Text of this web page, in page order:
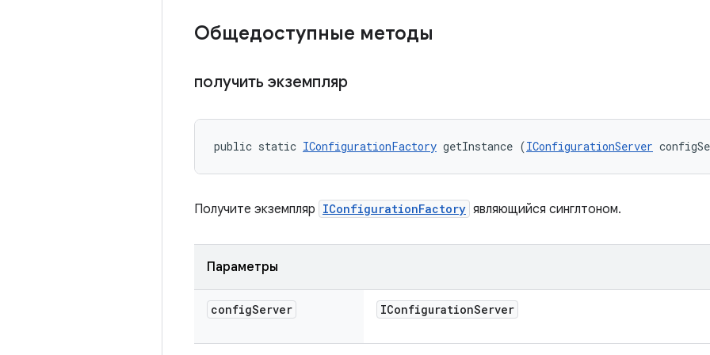
Общедоступные методы
получить экземпляр
public static IConfigurationFactory getInstance (IConfigurationServer
Получите экземпляр IConfigurationFactory являющийся синглтоном.
Параметры
configServer IConfigurationServer